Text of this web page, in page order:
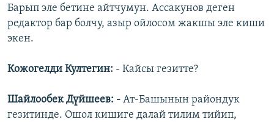
Барып эле бетине айтчумун. Ассакунов деген
редактор бар болчу, азыр ойлосом жакшы эле киши
экен.
Кожогелди Култегин: - Кайсы гезитте?
Шайлообек Дүйшеев: - Ат-Башынын райондук
гезитинде. Ошол кишиге далай тилим тийип,